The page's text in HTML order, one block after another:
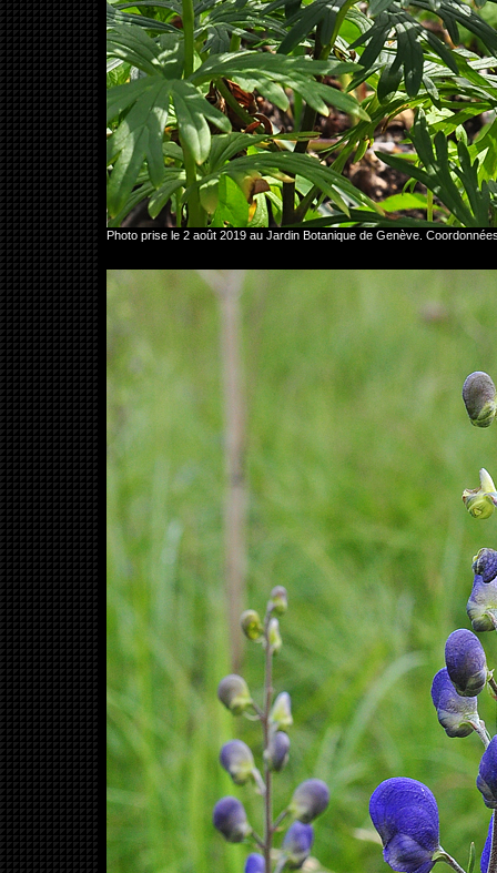
Photo prise le 2 août 2019 au Jardin Botanique de Genève.